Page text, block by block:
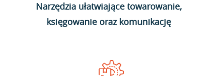
Narzędzia ułatwiające towarowanie,
księgowanie oraz komunikację